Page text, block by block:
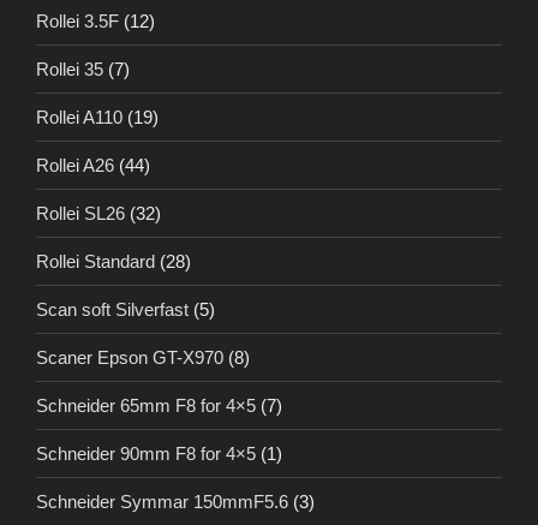
Rollei 3.5F (12)
Rollei 35 (7)
Rollei A110 (19)
Rollei A26 (44)
Rollei SL26 (32)
Rollei Standard (28)
Scan soft Silverfast (5)
Scaner Epson GT-X970 (8)
Schneider 65mm F8 for 4×5 (7)
Schneider 90mm F8 for 4×5 (1)
Schneider Symmar 150mmF5.6 (3)